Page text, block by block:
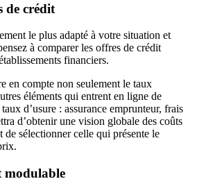
de crédit
le plus adapté à votre situation et
à comparer les offres de crédit
financiers.
en compte non seulement le taux
éléments qui entrent en ligne de
d’usure : assurance emprunteur, frais
d’obtenir une vision globale des coûts
de sélectionner celle qui présente le
modulable